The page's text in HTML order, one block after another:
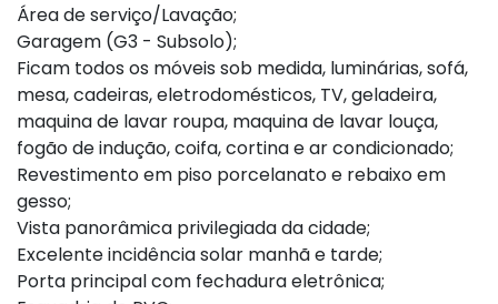
Área de serviço/Lavação;
Garagem (G3 - Subsolo);
Ficam todos os móveis sob medida, luminárias, sofá,
mesa, cadeiras, eletrodomésticos, TV, geladeira,
maquina de lavar roupa, maquina de lavar louça,
fogão de indução, coifa, cortina e ar condicionado;
Revestimento em piso porcelanato e rebaixo em
gesso;
Vista panorâmica privilegiada da cidade;
Excelente incidência solar manhã e tarde;
Porta principal com fechadura eletrônica;